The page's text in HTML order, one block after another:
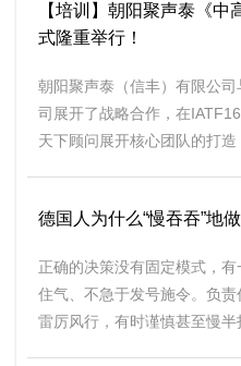
【培训】朝阳聚声泰《
式隆重举行！
朝阳聚声泰（信丰）有限公
司展开了战略合作，在
天下顾问展开核心团队的打造
德国人为什么“慢吞吞”地
正确的决策没有固定模式，
住气、不急于发号施令。负责
雷厉风行，有时谨慎甚至慢半